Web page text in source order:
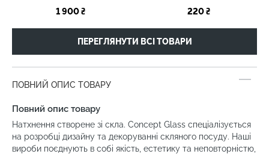
1 900 ₴ 220 ₴
ПЕРЕГЛЯНУТИ ВСІ ТОВАРИ
ПОВНИЙ ОПИС ТОВАРУ
Повний опис товару
Натхнення створене зі скла. Concept Glass спеціалізується
на розробці дизайну та декоруванні скляного посуду. Наші
вироби поєднують в собі якість, естетику та неповторністю,